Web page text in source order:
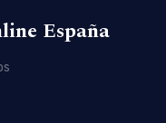
España